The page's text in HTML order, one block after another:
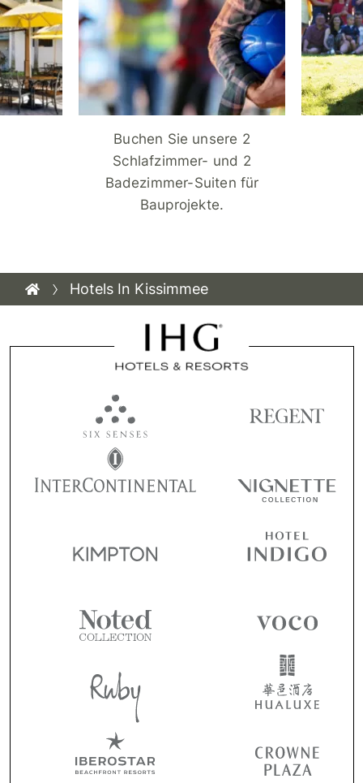
Buchen Sie unsere 2
Schlafzimmer- und 2
Badezimmer-Suiten für
Bauprojekte.
Hotels In Kissimmee